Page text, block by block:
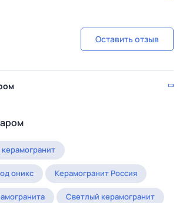
Оставить отзыв
оникс Керамогранит Россия
Светлый керамогранит